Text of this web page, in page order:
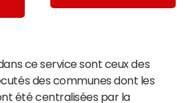
ce service sont ceux des
des communes dont les
été centralisées par la